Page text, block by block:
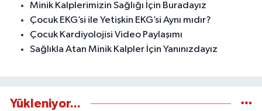
Minik Kalplerimizin Sağlığı İçin Buradayız
Çocuk EKG’si ile Yetişkin EKG’si Aynı mıdır?
Çocuk Kardiyolojisi Video Paylaşımı
Sağlıkla Atan Minik Kalpler İçin Yanınızdayız
Yükleniyor...